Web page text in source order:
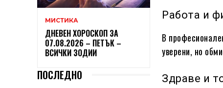
МИСТИКА
ДНЕВЕН ХОРОСКОП ЗА
07.08.2026 – ПЕТЪК –
ВСИЧКИ ЗОДИИ
ПОСЛЕДНО
Работа и
В
уверени, но
Здраве и